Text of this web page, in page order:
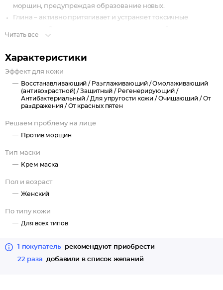
морщин, предупреждая образование новых.
Глина – активно притягивает и устраняет токсичные
покраснение.
Экстракт зеленого чая – сильный антиоксидант, защищает
кожу от вредного воздействия внешних факторов.
Читать все
Характеристики
Эффект для кожи
Восстанавливающий / Разглаживающий /Омолаживающий
(антивозрастной) /Защитный / Регенерирующий /
Антибактериальный / Для упругости кожи /Очищающий /От
раздражения /От красных пятен
Решаем проблему на лице
Против морщин
Тип маски
Крем маска
Пол и возраст
Женский
По типу кожи
Для всех типов
1 покупатель
рекомендуют приобрести
22 раза
добавили в список желаний